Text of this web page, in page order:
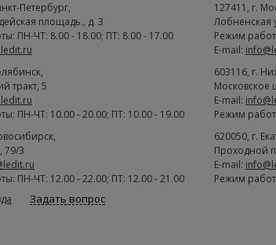
Петербург,
площадь., д. 3
ПН-ЧТ: 8.00 - 18.00; ПТ: 8.00 - 17.00
127411 , г.
Лобненская
Режим
E-mail:
,
тракт, 5
ПН-ЧТ: 10.00 - 20.00; ПТ: 10.00 - 19.00
603116, г.
Московское
E-mail:
Режим
,
79/3
ПН-ЧТ: 12.00 - 22.00; ПТ: 12.00 - 21.00
620050, г.
Проходной
E-mail:
Режим
Задать вопрос